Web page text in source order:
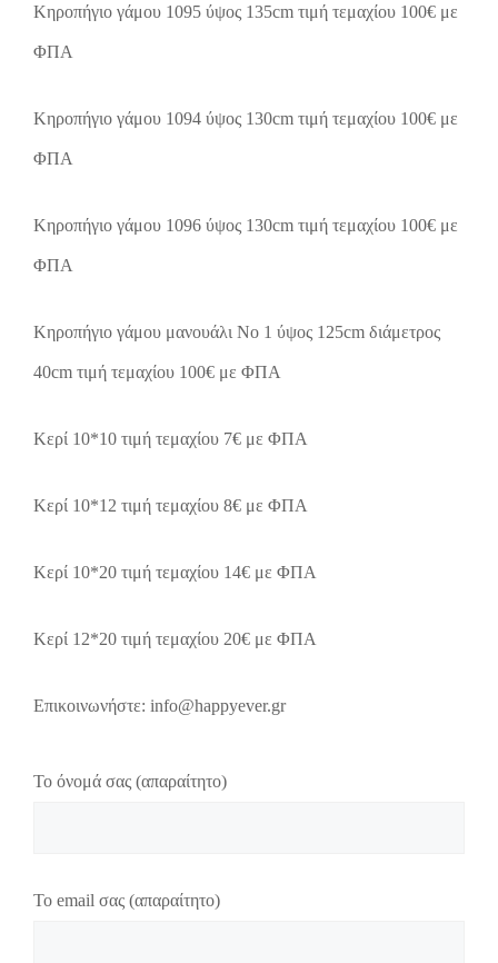
Κηροπήγιο γάμου 1095 ύψος 135cm τιμή τεμαχίου 100€ με
ΦΠΑ
Κηροπήγιο γάμου 1094 ύψος 130cm τιμή τεμαχίου 100€ με
ΦΠΑ
Κηροπήγιο γάμου 1096 ύψος 130cm τιμή τεμαχίου 100€ με
ΦΠΑ
Κηροπήγιο γάμου μανουάλι Νο 1 ύψος 125cm διάμετρος
40cm τιμή τεμαχίου 100€ με ΦΠΑ
Κερί 10*10 τιμή τεμαχίου 7€ με ΦΠΑ
Κερί 10*12 τιμή τεμαχίου 8€ με ΦΠΑ
Κερί 10*20 τιμή τεμαχίου 14€ με ΦΠΑ
Κερί 12*20 τιμή τεμαχίου 20€ με ΦΠΑ
Επικοινωνήστε: info@happyever.gr
Το όνομά σας (απαραίτητο)
Το email σας (απαραίτητο)